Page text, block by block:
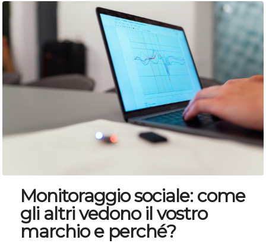
Monitoraggio sociale: come
gli altri vedono il vostro
marchio e perché?